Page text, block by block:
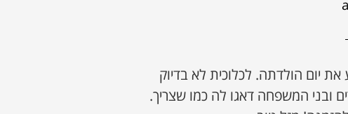
יום הולדתה. לכלוכית לא בדיוק
ובני המשפחה דאגו לה כמו שצריך.